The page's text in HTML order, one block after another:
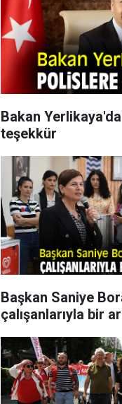
Bakan
teşekkür
Başkan Saniye
çalışanlarıyla bir